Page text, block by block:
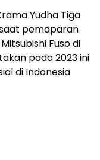
Yudha Tiga
pemaparan
Fuso di
pada 2023 ini
di Indonesia